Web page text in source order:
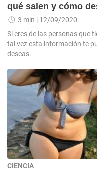
qué salen y cómo
3 min | 12/09/2020
Si eres de las personas que tienen granitos o bolitas en los brazos,
tal vez esta información te
deseas.
CIENCIA